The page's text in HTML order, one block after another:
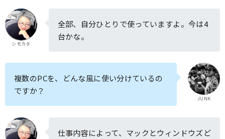
シモカタ
全部、自分ひとりで使っていますよ。今は4
台かな。
JUNK
複数のPCを、どんな風に使い分けているの
ですか？
仕事内容によって、マックとウィンドウズど